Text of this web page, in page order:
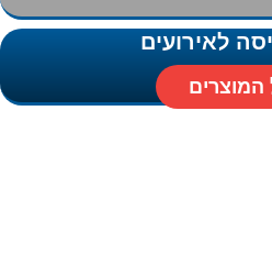
לאירועים
המוצרים